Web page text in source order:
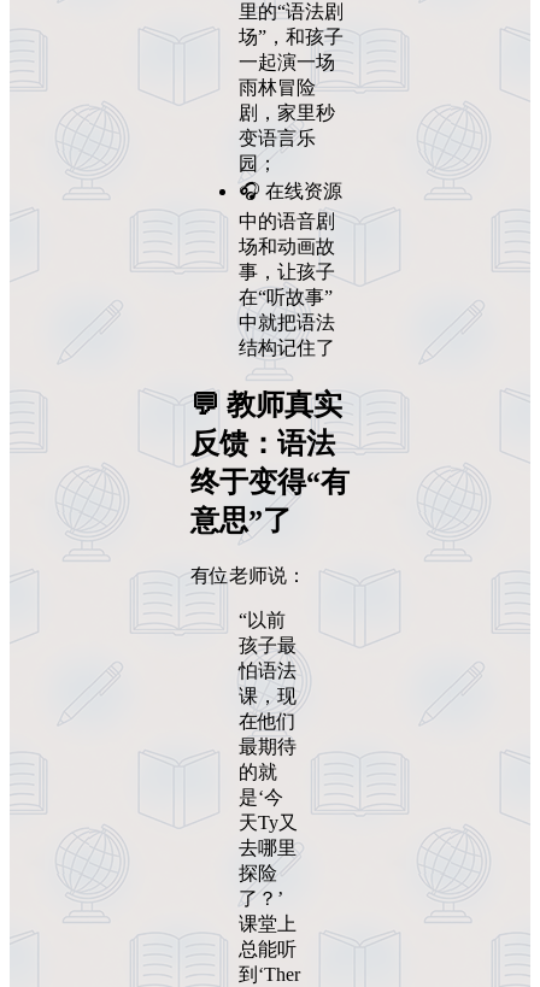
里的“语法剧
场”，和孩子
一起演一场
雨林冒险
剧，家里秒
变语言乐
园；
🎧 在线资源
中的语音剧
场和动画故
事，让孩子
在“听故事”
中就把语法
结构记住了
💬 教师真实
反馈：语法
终于变得“有
意思”了
有位老师说：
“以前
孩子最
怕语法
课，现
在他们
最期待
的就
是‘今
天Ty又
去哪里
探险
了？’
课堂上
总能听
到‘Ther